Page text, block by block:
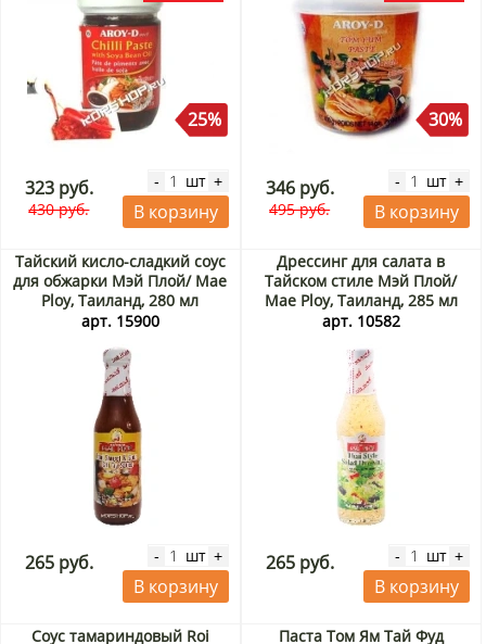
25%
323 руб.
430 руб.
- шт +
В корзину
30%
346 руб.
495 руб.
- шт +
В корзину
Тайский кисло-сладкий соус
для обжарки Мэй Плой/ Mae
Ploy, Таиланд, 280 мл
арт. 15900
265 руб. - шт +
В корзину
Дрессинг для салата в
Тайском стиле Мэй Плой/
Mae Ploy, Таиланд, 285 мл
арт. 10582
265 руб. - шт +
В корзину
Соус тамариндовый Roi Паста Том Ям Тай Фуд